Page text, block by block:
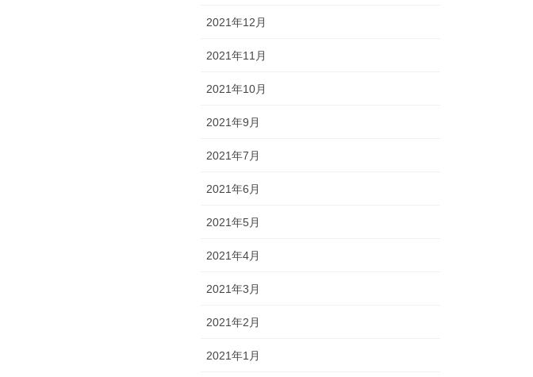
2021年12月
2021年11月
2021年10月
2021年9月
2021年7月
2021年6月
2021年5月
2021年4月
2021年3月
2021年2月
2021年1月